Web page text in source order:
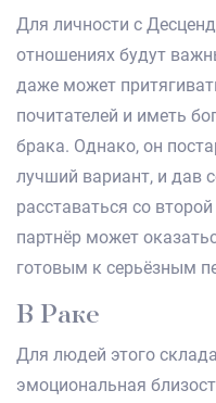
Для личности с
отношениях будут
даже может
почитателей и иметь
брака. Однако, он
лучший вариант, и дав
расставаться со
партнёр может
готовым к серьёзным
В Раке
Для людей этого
эмоциональная